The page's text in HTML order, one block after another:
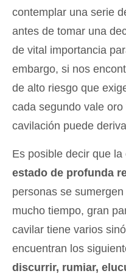
contemplar una serie
antes de tomar una
de vital importancia
embargo, si nos
de alto riesgo que
cada segundo vale
cavilación puede
Es posible decir que
estado de profunda
personas se
mucho tiempo, gran
cavilar tiene varios
encuentran los
discurrir, rumiar,